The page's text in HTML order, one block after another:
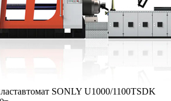
SONLY U1000/1100TSDK